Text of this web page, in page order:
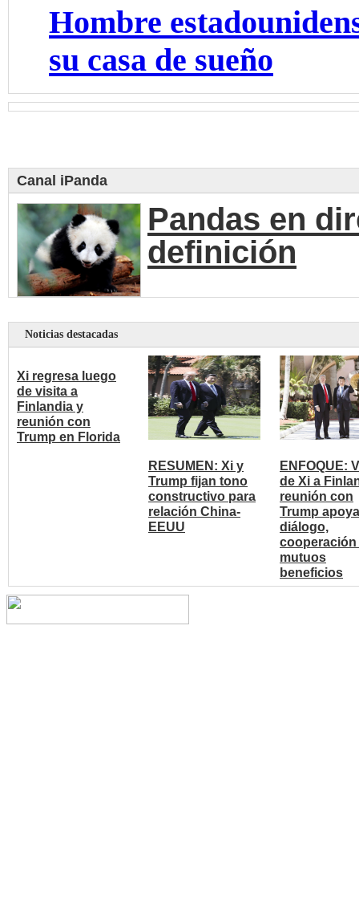
Hombre
su casa de sueño
Canal iPanda
Pandas en
definición
Noticias destacadas
Xi regresa luego
de visita a
Finlandia y
reunión con
Trump en Florida
RESUMEN: Xi y
Trump fijan tono
constructivo para
relación China-
EEUU
ENFOQUE:
de Xi a
reunión con
Trump
diálogo,
cooperación
mutuos
beneficios